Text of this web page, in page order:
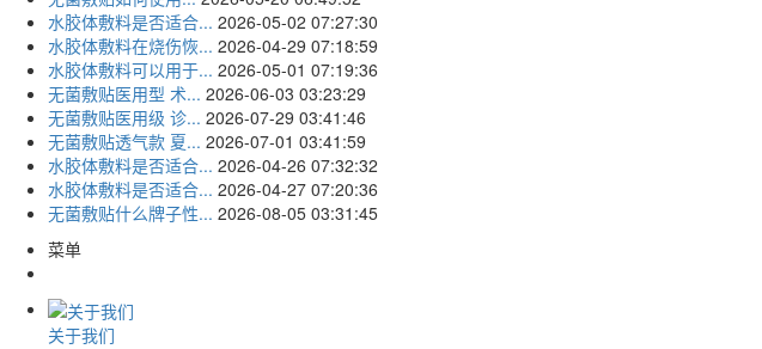
水胶体敷料是否适合... 2026-05-02 07:27:30
水胶体敷料在烧伤恢... 2026-04-29 07:18:59
水胶体敷料可以用于... 2026-05-01 07:19:36
无菌敷贴医用型 术... 2026-06-03 03:23:29
无菌敷贴医用级 诊... 2026-07-29 03:41:46
无菌敷贴透气款 夏... 2026-07-01 03:41:59
水胶体敷料是否适合... 2026-04-26 07:32:32
水胶体敷料是否适合... 2026-04-27 07:20:36
无菌敷贴什么牌子性... 2026-08-05 03:31:45
菜单
关于我们